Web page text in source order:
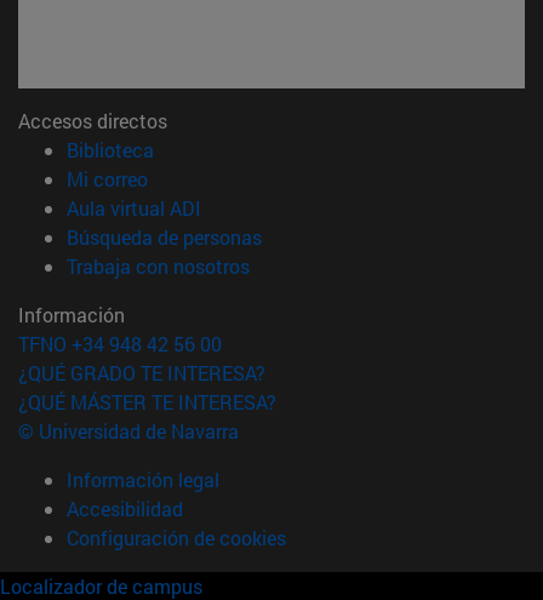
Accesos directos
Biblioteca
Mi correo(abre en nueva ventana)
Aula virtual ADI
Búsqueda de personas(abre en nueva ventana)
Trabaja con nosotros(abre en nueva ventana)
Información
TFNO +34 948 42 56 00
¿QUÉ GRADO TE INTERESA?
¿QUÉ MÁSTER TE INTERESA?
© Universidad de Navarra
Información legal
Accesibilidad
Configuración de cookies
Localizador de campus